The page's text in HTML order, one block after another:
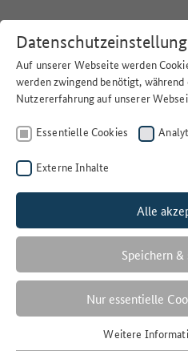
Filter
1 Ergebnisse
Anzahl der Ergebnisse:
Auf unserer Webseite werden
werden zwingend benötigt,
Nutzererfahrung auf unserer
Essentielle Cookies
Externe Inhalte
Alle
Speichern
Nur essentielle
Essentielle Cookies
Weitere